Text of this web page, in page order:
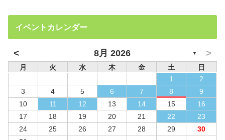
イベントカレンダー
< 8月 2026 ▼ >
月 火 水 木 金 土
日
1
2
3
4 5 6 7 8
9
10
11 12 13 14 15
16
17
18 19 20 21 22
23
24
25 26 27 28 29
30